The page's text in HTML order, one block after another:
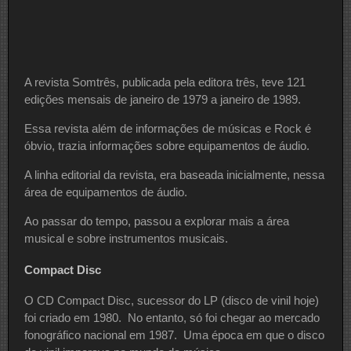
A revista Somtrês, publicada pela editora três, teve 121
edições mensais de janeiro de 1979 a janeiro de 1989.
Essa revista além de informações de músicas e Rock é
óbvio, trazia informações sobre equipamentos de áudio.
A linha editorial da revista, era baseada inicialmente, nessa
área de equipamentos de áudio.
Ao passar do tempo, passou a explorar mais a área
musical e sobre instrumentos musicais.
Compact Disc
O CD Compact Disc, sucessor do LP (disco de vinil hoje)
foi criado em 1980. No entanto, só foi chegar ao mercado
fonográfico nacional em 1987. Uma época em que o disco